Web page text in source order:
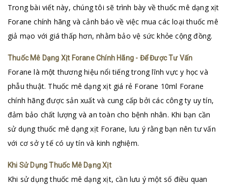
Trong bài viết này, chúng tôi sẽ trình bày về thuốc mê dạng xịt
Forane chính hãng và cảnh báo về việc mua các loại thuốc mê
giả mạo với giá thấp hơn, nhằm bảo vệ sức khỏe cộng đồng.
Thuốc Mê Dạng Xịt Forane Chính Hãng - Để Được Tư Vấn
Forane là một thương hiệu nổi tiếng trong lĩnh vực y học và
phẫu thuật. Thuốc mê dạng xịt giá rẻ Forane 10ml Forane
chính hãng được sản xuất và cung cấp bởi các công ty uy tín,
đảm bảo chất lượng và an toàn cho bệnh nhân. Khi bạn cần
sử dụng thuốc mê dạng xịt Forane, lưu ý rằng bạn nên tư vấn
với cơ sở y tế có uy tín và kinh nghiệm.
Khi Sử Dụng Thuốc Mê Dạng Xịt
Khi sử dụng thuốc mê dạng xịt, cần lưu ý một số điều quan